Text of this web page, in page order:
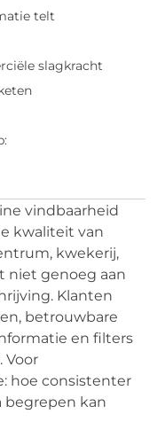
telt
slagkracht
vindbaarheid
kwaliteit van
kwekerij,
niet genoeg aan
Klanten
betrouwbare
en filters
Voor
hoe consistenter
begrepen kan